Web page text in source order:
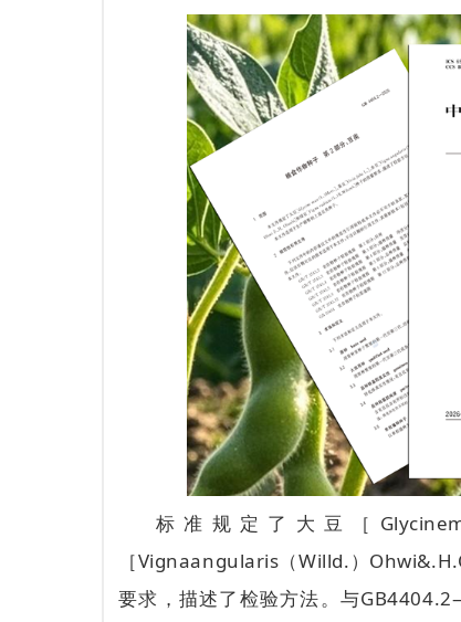
标准规定了大豆［
［Vignaangularis（Willd.）
要求，描述了检验方法。与